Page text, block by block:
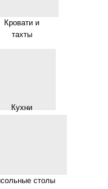
Кровати и
тахты
Кухни
столы